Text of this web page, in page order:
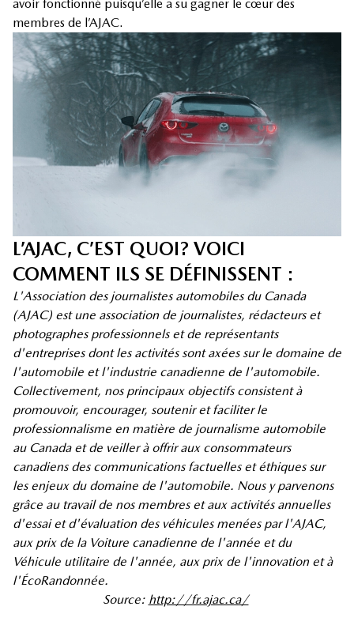
avoir fonctionné puisqu’elle a su gagner le cœur des
membres de l’AJAC.
L’AJAC, C’EST QUOI? VOICI
COMMENT ILS SE DÉFINISSENT :
L'Association des journalistes automobiles du Canada
(AJAC) est une association de journalistes, rédacteurs et
photographes professionnels et de représentants
d'entreprises dont les activités sont axées sur le domaine de
l'automobile et l'industrie canadienne de l'automobile.
Collectivement, nos principaux objectifs consistent à
promouvoir, encourager, soutenir et faciliter le
professionnalisme en matière de journalisme automobile
au Canada et de veiller à offrir aux consommateurs
canadiens des communications factuelles et éthiques sur
les enjeux du domaine de l'automobile. Nous y parvenons
grâce au travail de nos membres et aux activités annuelles
d'essai et d'évaluation des véhicules menées par l'AJAC,
aux prix de la Voiture canadienne de l'année et du
Véhicule utilitaire de l'année, aux prix de l'innovation et à
l'ÉcoRandonnée.
Source: http://fr.ajac.ca/